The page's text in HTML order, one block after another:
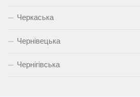
Черкаська
Чернівецька
Чернігівська